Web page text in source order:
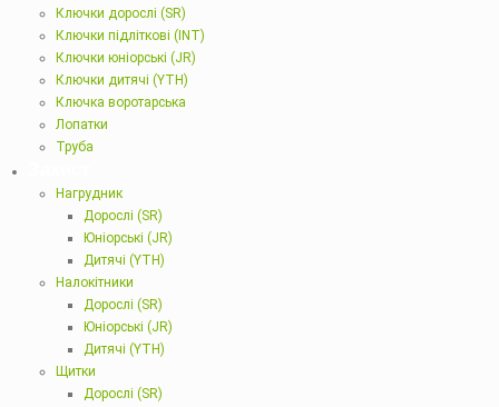
Ключки дорослі (SR)
Ключки підліткові (INT)
Ключки юніорські (JR)
Ключки дитячі (YTH)
Ключка воротарська
Лопатки
Труба
Нагрудник
Дорослі (SR)
Юніорські (JR)
Дитячі (YTH)
Налокітники
Дорослі (SR)
Юніорські (JR)
Дитячі (YTH)
Щитки
Дорослі (SR)